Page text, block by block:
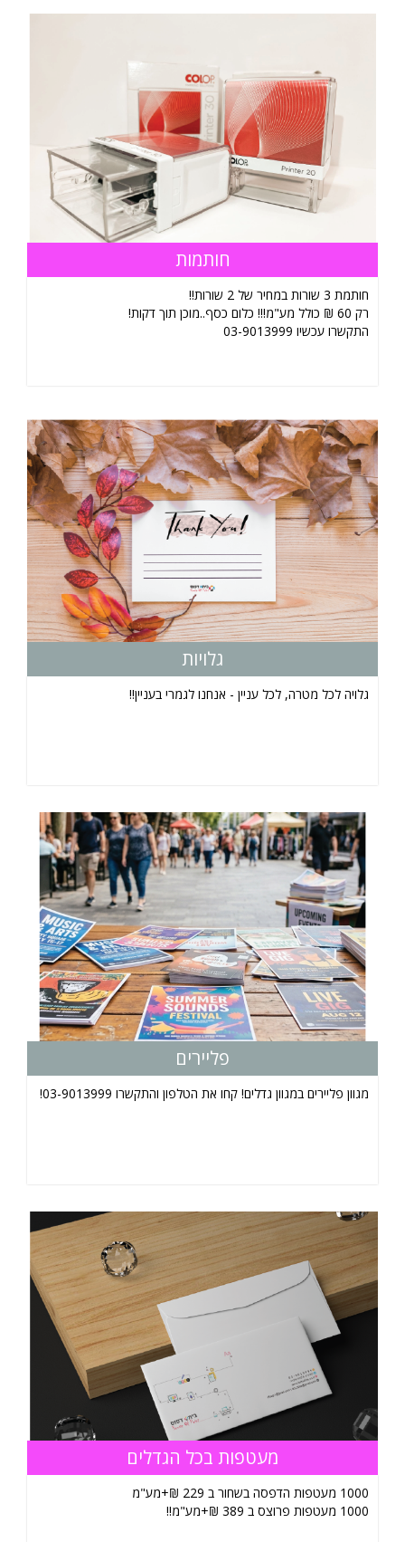
חותמות
חותמת 3 שורות במחיר של 2 שורות!!
רק 60 ₪ כולל מע"מ!!! כלום כסף..מוכן תוך דקות!
התקשרו עכשיו 03-9013999
גלויות
גלויה לכל מטרה, לכל עניין - אנחנו לגמרי בעניין!!
פליירים
מגוון פליירים במגוון גדלים! קחו את הטלפון והתקשרו 03-9013999!
מעטפות בכל הגדלים
1000 מעטפות הדפסה בשחור ב 229 ₪+מע"מ
1000 מעטפות פרוצס ב 389 ₪+מע"מ!!